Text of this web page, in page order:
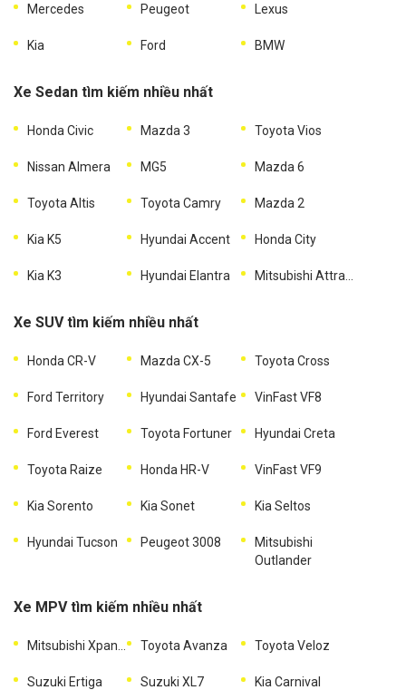
Mercedes Peugeot Lexus
Kia Ford BMW
Xe Sedan tìm kiếm nhiều nhất
Honda Civic Mazda 3 Toyota Vios
Nissan Almera MG5 Mazda 6
Toyota Altis Toyota Camry Mazda 2
Kia K5 Hyundai Accent Honda City
Kia K3 Hyundai Elantra
Xe SUV tìm kiếm nhiều nhất
Honda CR-V Mazda CX-5 Toyota Cross
Ford Territory Hyundai Santafe VinFast VF8
Ford Everest Toyota Fortuner Hyundai Creta
Toyota Raize Honda HR-V VinFast VF9
Kia Sorento Kia Sonet Kia Seltos
Hyundai Tucson Peugeot 3008
Mitsubishi
Outlander
Xe MPV tìm kiếm nhiều nhất
Toyota Avanza Toyota Veloz
Suzuki Ertiga Suzuki XL7 Kia Carnival